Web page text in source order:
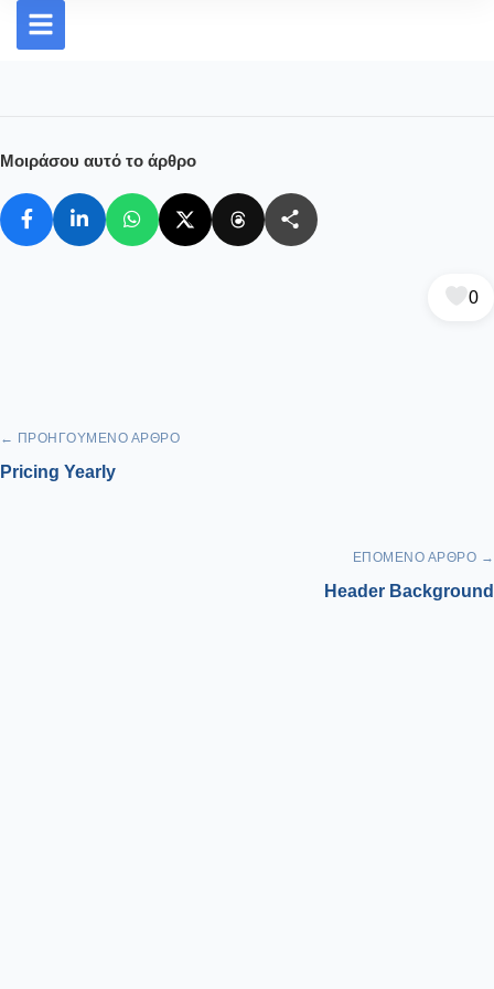
Μοιράσου αυτό το άρθρο
0
← ΠΡΟΗΓΟΎΜΕΝΟ ΆΡΘΡΟ
Pricing Yearly
ΕΠΌΜΕΝΟ ΆΡΘΡΟ →
Header Background
Product New